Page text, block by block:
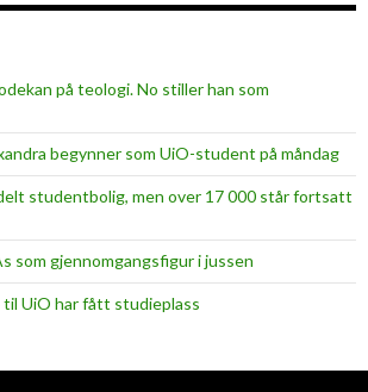
på teologi. No stiller han som
begynner som UiO-student på måndag
studentbolig, men over 17 000 står fortsatt
som gjennomgangsfigur i jussen
UiO har fått studieplass